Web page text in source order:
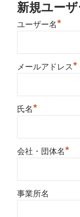
新規ユー
ユーザー名*
メールアドレス*
氏名*
会社・団体名*
事業所名